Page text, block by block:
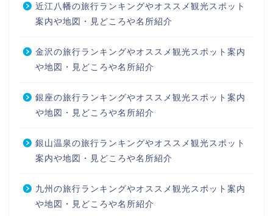
近江八幡の旅行ランキングやオススメ観光スポット
案内や地図・見どころや名所紹介
金沢の旅行ランキングやオススメ観光スポット案内
や地図・見どころや名所紹介
銀座の旅行ランキングやオススメ観光スポット案内
や地図・見どころや名所紹介
銀山温泉の旅行ランキングやオススメ観光スポット
案内や地図・見どころや名所紹介
九州の旅行ランキングやオススメ観光スポット案内
や地図・見どころや名所紹介